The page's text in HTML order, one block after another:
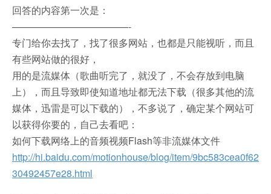
回答的内容第一次是：
————————————-
专门给你去找了，找了很多网站，也都是只能视听，而且
有些网站做的很好，
用的是流媒体（歌曲听完了，就没了，不会存放到电脑
上），而且导致即使知道地址都无法下载（很多其他的流
媒体，迅雷是可以下载的），不多说了，确定某个网站可
以获得你要的，自己去看吧：
如何下载网络上的音频视频Flash等非流媒体文件
http://hi.baidu.com/motionhouse/blog/item/9bc583cea0f62
30492457e28.html